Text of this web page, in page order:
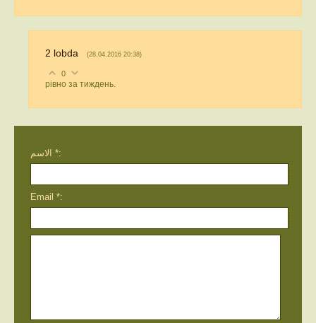
2 lobda (28.04.2016 20:38)
0
рівно за тиждень.
الاسم *:
Email *: